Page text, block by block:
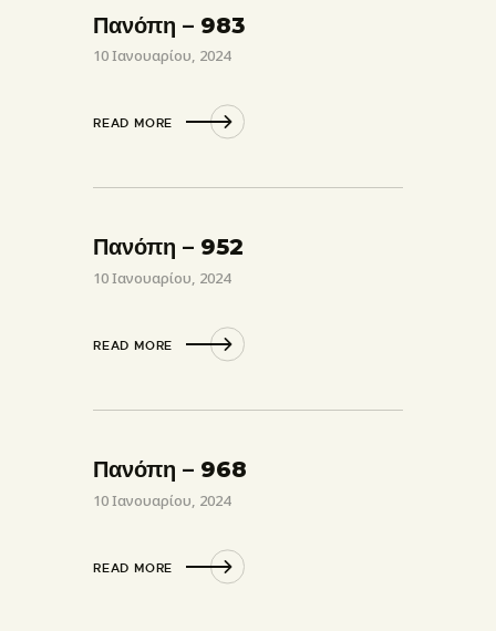
Πανόπη – 983
10 Ιανουαρίου, 2024
READ MORE
Πανόπη – 952
10 Ιανουαρίου, 2024
READ MORE
Πανόπη – 968
10 Ιανουαρίου, 2024
READ MORE